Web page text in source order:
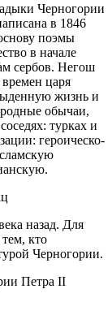
Черногории
в 1846
поэмы
в начале
сербов. Негош
царя
жизнь и
обычаи,
турках и
героическо-
назад. Для
кто
Черногории.